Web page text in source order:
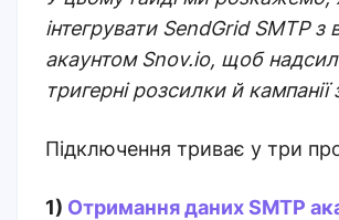
інтегрувати SendGrid SMTP
акаунтом Snov.io, щоб
тригерні розсилки й кампанії з
Підключення триває у три
1) Отримання даних SMTP